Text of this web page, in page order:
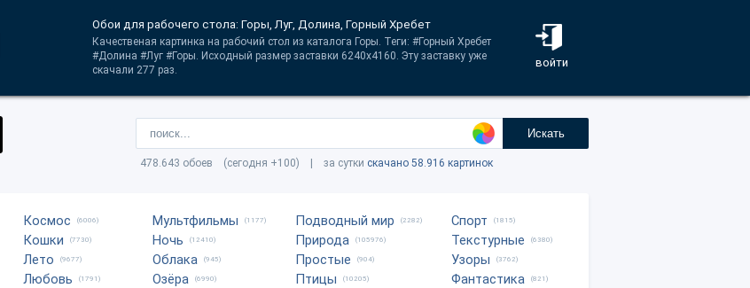
войти
Обои для рабочего стола: Горы, Луг, Долина, Горный Хребет
Качественая картинка на рабочий стол из каталога Горы. Теги: #Горный Хребет
#Долина #Луг #Горы. Исходный размер заставки 6240x4160. Эту заставку уже
скачали 277 раз.
Искать
478.643 обоев (сегодня +100) | за сутки скачано 58.916 картинок
Космос (6006)
Кошки (7730)
Лето (9677)
Любовь (1791)
Мультфильмы (1177)
Ночь (12410)
Облака (945)
Озёра (6990)
Подводный мир (2282)
Природа (105976)
Простые (904)
Птицы (10205)
Спорт (1815)
Текстурные (6380)
Узоры (3762)
Фантастика (821)